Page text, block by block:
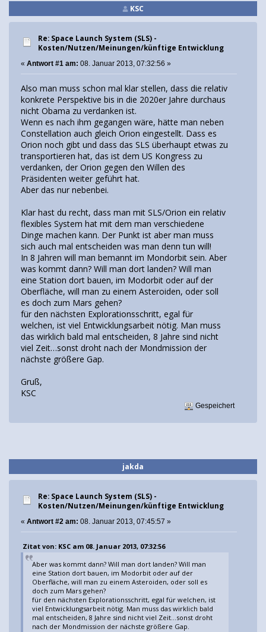
KSC
Re: Space Launch System (SLS) -
Kosten/Nutzen/Meinungen/künftige Entwicklung
« Antwort #1 am: 08. Januar 2013, 07:32:56 »
Also man muss schon mal klar stellen, dass die relativ
konkrete Perspektive bis in die 2020er Jahre durchaus
nicht Obama zu verdanken ist.
Wenn es nach ihm gegangen wäre, hätte man neben
Constellation auch gleich Orion eingestellt. Dass es
Orion noch gibt und dass das SLS überhaupt etwas zu
transportieren hat, das ist dem US Kongress zu
verdanken, der Orion gegen den Willen des
Präsidenten weiter geführt hat.
Aber das nur nebenbei.
Klar hast du recht, dass man mit SLS/Orion ein relativ
flexibles System hat mit dem man verschiedene
Dinge machen kann. Der Punkt ist aber man muss
sich auch mal entscheiden was man denn tun will!
In 8 Jahren will man bemannt im Mondorbit sein. Aber
was kommt dann? Will man dort landen? Will man
eine Station dort bauen, im Modorbit oder auf der
Oberfläche, will man zu einem Asteroiden, oder soll
es doch zum Mars gehen?
für den nächsten Explorationsschritt, egal für
welchen, ist viel Entwicklungsarbeit nötig. Man muss
das wirklich bald mal entscheiden, 8 Jahre sind nicht
viel Zeit…sonst droht nach der Mondmission der
nächste größere Gap.
Gruß,
KSC
Gespeichert
jakda
Re: Space Launch System (SLS) -
Kosten/Nutzen/Meinungen/künftige Entwicklung
« Antwort #2 am: 08. Januar 2013, 07:45:57 »
Zitat von: KSC am 08. Januar 2013, 07:32:56
Aber was kommt dann? Will man dort landen? Will man
eine Station dort bauen, im Modorbit oder auf der
Oberfläche, will man zu einem Asteroiden, oder soll es
doch zum Mars gehen?
für den nächsten Explorationsschritt, egal für welchen, ist
viel Entwicklungsarbeit nötig. Man muss das wirklich bald
mal entscheiden, 8 Jahre sind nicht viel Zeit…sonst droht
nach der Mondmission der nächste größere Gap.